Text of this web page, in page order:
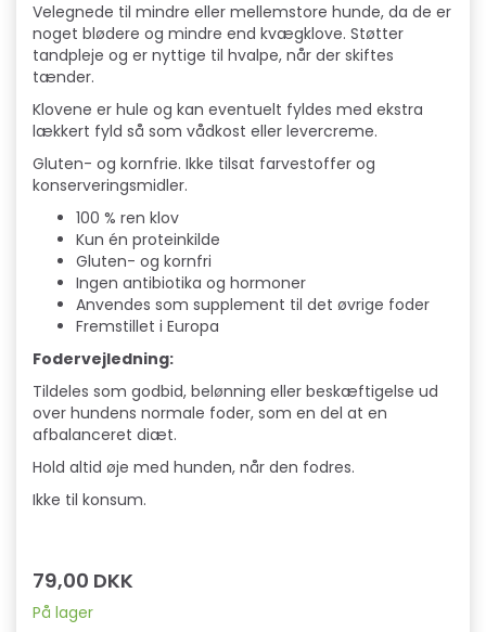
Velegnede til mindre eller mellemstore hunde, da de er
noget blødere og mindre end kvægklove. Støtter
tandpleje og er nyttige til hvalpe, når der skiftes
tænder.
Klovene er hule og kan eventuelt fyldes med ekstra
lækkert fyld så som vådkost eller levercreme.
Gluten- og kornfrie. Ikke tilsat farvestoffer og
konserveringsmidler.
100 % ren klov
Kun én proteinkilde
Gluten- og kornfri
Ingen antibiotika og hormoner
Anvendes som supplement til det øvrige foder
Fremstillet i Europa
Fodervejledning:
Tildeles som godbid, belønning eller beskæftigelse ud
over hundens normale foder, som en del at en
afbalanceret diæt.
Hold altid øje med hunden, når den fodres.
Ikke til konsum.
79,00 DKK
På lager